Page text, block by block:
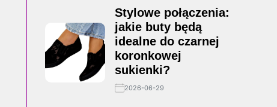
Stylowe połączenia:
jakie buty będą
idealne do czarnej
koronkowej
sukienki?
2026-06-29